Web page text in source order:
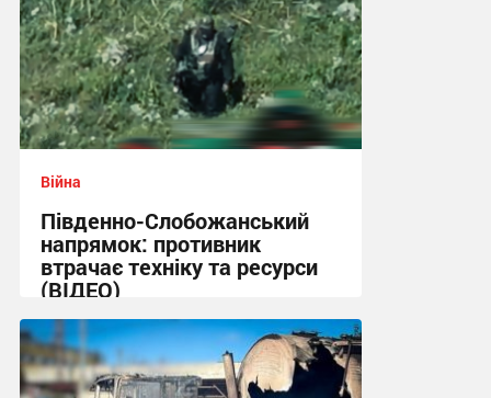
Війна
Південно-Слобожанський
напрямок: противник
втрачає техніку та ресурси
(ВІДЕО)
11:53 сьогодні